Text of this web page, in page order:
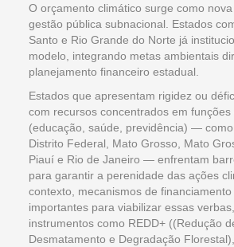
O orçamento climático surge como
gestão pública subnacional. Estados
Santo e Rio Grande do Norte já
modelo, integrando metas ambientais
planejamento financeiro estadual.
Estados que apresentam rigidez ou
com recursos concentrados em
(educação, saúde, previdência) —
Distrito Federal, Mato Grosso, Mato
Piauí e Rio de Janeiro — enfrentam
para garantir a perenidade das ações
contexto, mecanismos de
importantes para viabilizar essas
instrumentos como REDD+ ((Redução
Desmatamento e Degradação